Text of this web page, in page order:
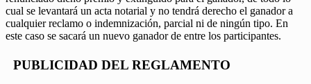
cual se levantará un acta notarial y no tendrá derecho el ganador a
cualquier reclamo o indemnización, parcial ni de ningún tipo. En
este caso se sacará un nuevo ganador de entre los participantes.
PUBLICIDAD DEL REGLAMENTO